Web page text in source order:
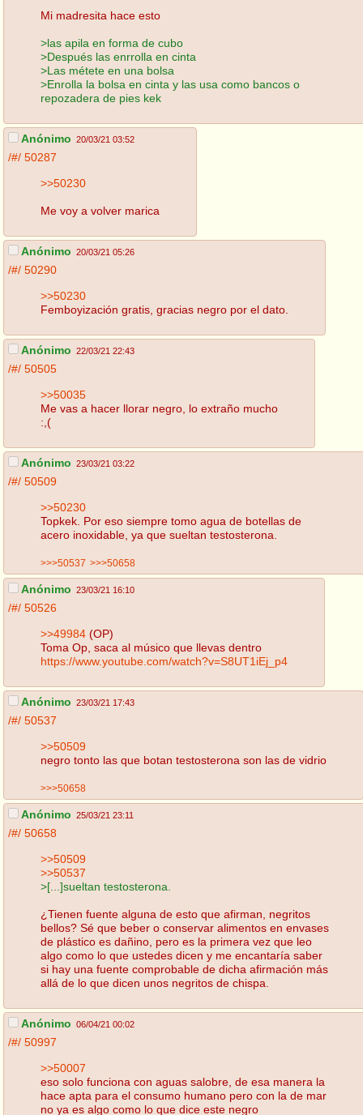
Mi madresita hace esto
>las apila en forma de cubo
>Después las enrrolla en cinta
>Las métete en una bolsa
>Enrolla la bolsa en cinta y las usa como bancos o
repozadera de pies kek
Anónimo 20/03/21 03:52
/#/ 50287
>>50230
Me voy a volver marica
Anónimo 20/03/21 05:26
/#/ 50290
>>50230
Femboyización gratis, gracias negro por el dato.
Anónimo 22/03/21 22:43
/#/ 50505
>>50035
Me vas a hacer llorar negro, lo extraño mucho
:,(
Anónimo 23/03/21 03:22
/#/ 50509
>>50230
Topkek. Por eso siempre tomo agua de botellas de
acero inoxidable, ya que sueltan testosterona.
>>>50537 >>>50658
Anónimo 23/03/21 16:10
/#/ 50526
>>49984 (OP)
Toma Op, saca al músico que llevas dentro
https://www.youtube.com/watch?v=S8UT1iEj_p4
Anónimo 23/03/21 17:43
/#/ 50537
>>50509
negro tonto las que botan testosterona son las de vidrio
>>>50658
Anónimo 25/03/21 23:11
/#/ 50658
>>50509
>>50537
>[...]sueltan testosterona.
¿Tienen fuente alguna de esto que afirman, negritos
bellos? Sé que beber o conservar alimentos en envases
de plástico es dañino, pero es la primera vez que leo
algo como lo que ustedes dicen y me encantaría saber
si hay una fuente comprobable de dicha afirmación más
allá de lo que dicen unos negritos de chispa.
Anónimo 06/04/21 00:02
/#/ 50997
>>50007
eso solo funciona con aguas salobre, de esa manera la
hace apta para el consumo humano pero con la de mar
no ya es algo como lo que dice este negro